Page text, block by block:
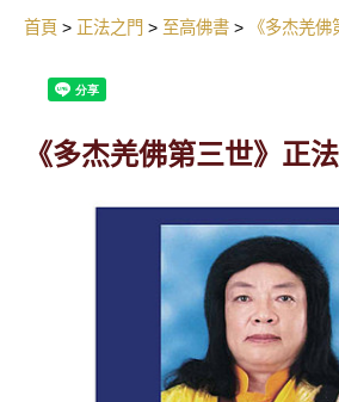
首頁 正法之門 至高佛書 《多杰羌
《多杰羌佛第三世》正